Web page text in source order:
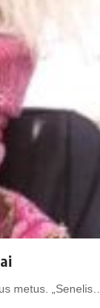
metus. „Senelis…